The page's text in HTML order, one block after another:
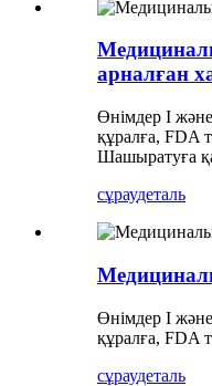
арналған
Өнімдер I
құралға, FDA
Шашыратуға
сұраудеталь
Өнімдер I
құралға, FDA
сұраудеталь